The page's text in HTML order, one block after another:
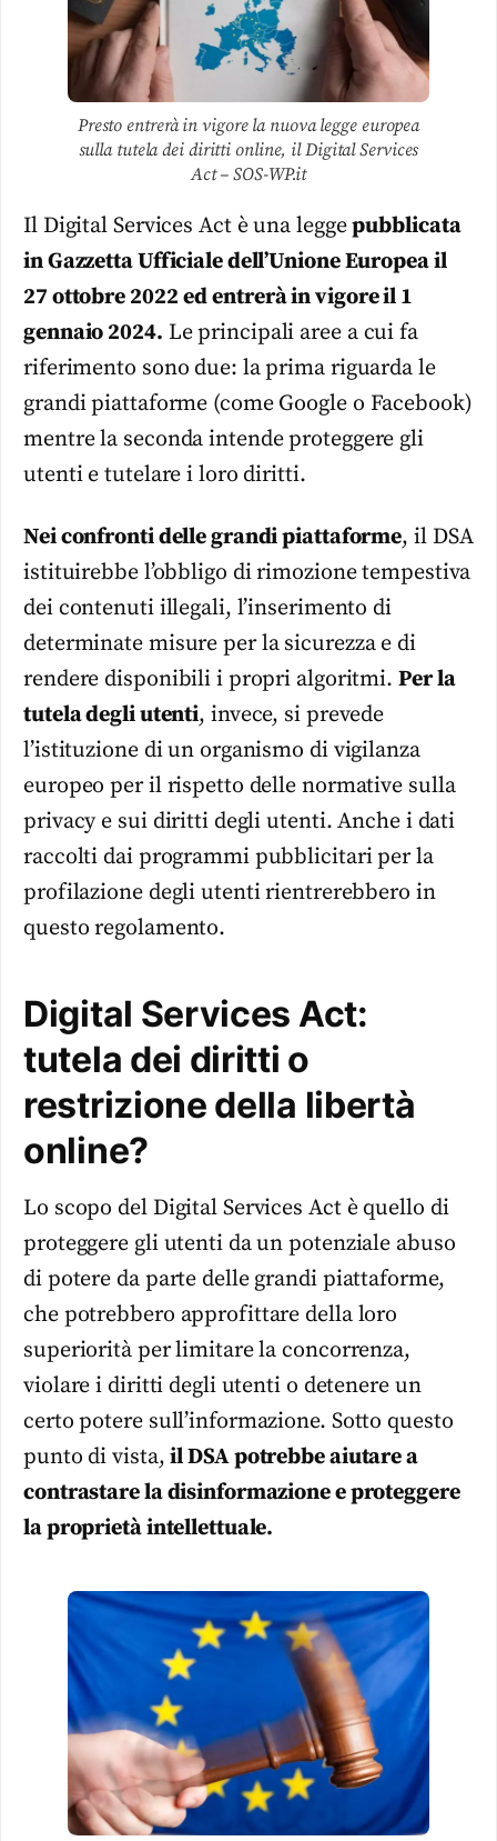
Presto entrerà in vigore la nuova legge europea
sulla tutela dei diritti online, il Digital Services
Act – SOS-WP.it
Il Digital Services Act è una leggepubblicata
in Gazzetta Ufficiale dell’Unione Europea il
27 ottobre 2022 ed entrerà in vigore il 1
gennaio 2024. Le principali aree a cui fa
riferimento sono due: la prima riguarda le
grandi piattaforme (come Google o Facebook)
mentre la seconda intende proteggere gli
utenti e tutelare i loro diritti.
Nei confronti delle grandi piattaforme, il DSA
istituirebbe l’obbligo di rimozione tempestiva
dei contenuti illegali, l’inserimento di
determinate misure per la sicurezza e di
rendere disponibili i propri algoritmi. Per la
tutela degli utenti, invece, si prevede
l’istituzione di un organismo di vigilanza
europeo per il rispetto delle normative sulla
privacy e sui diritti degli utenti. Anche i dati
raccolti dai programmi pubblicitari per la
profilazione degli utenti rientrerebbero in
questo regolamento.
Digital Services Act:
tutela dei diritti o
restrizione della libertà
online?
Lo scopo del Digital Services Act è quello di
proteggere gli utenti da un potenziale abuso
di potere da parte delle grandi piattaforme,
che potrebbero approfittare della loro
superiorità per limitare la concorrenza,
violare i diritti degli utenti o detenere un
certo potere sull’informazione. Sotto questo
punto di vista,il DSA potrebbe aiutare a
contrastare la disinformazione e proteggere
la proprietà intellettuale.